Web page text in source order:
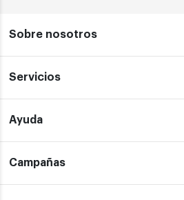
Sobre nosotros
Servicios
Ayuda
Campañas